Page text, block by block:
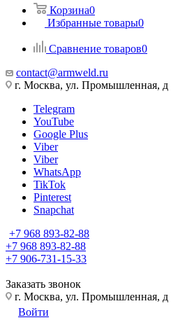
Корзина0
Избранные товары0
Сравнение товаров0
contact@armweld.ru
г. Москва, ул. Промышленная, д
Telegram
YouTube
Google Plus
Viber
Viber
WhatsApp
TikTok
Pinterest
Snapchat
+7 968 893-82-88
+7 968 893-82-88
+7 906-731-15-33
Заказать звонок
г. Москва, ул. Промышленная, д
Войти